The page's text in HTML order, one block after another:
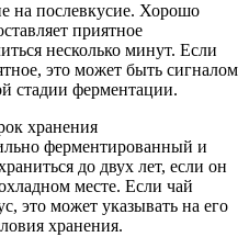
на послевкусие. Хорошо
приятное
несколько минут. Если
это может быть сигналом
стадии ферментации.
хранения
ферментированный и
до двух лет, если он
месте. Если чай
это может указывать на его
хранения.